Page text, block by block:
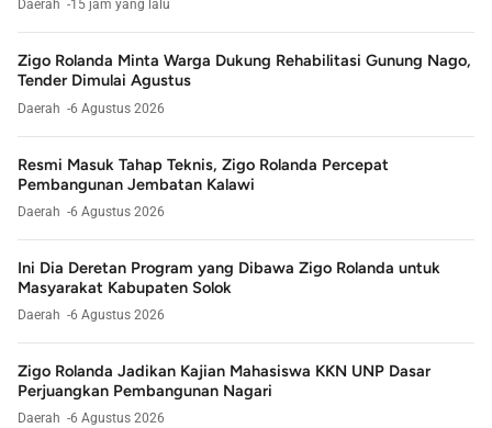
Daerah 15 jam yang lalu
Zigo Rolanda Minta Warga Dukung Rehabilitasi Gunung Nago,
Tender Dimulai Agustus
Daerah 6 Agustus 2026
Resmi Masuk Tahap Teknis, Zigo Rolanda Percepat
Pembangunan Jembatan Kalawi
Daerah 6 Agustus 2026
Ini Dia Deretan Program yang Dibawa Zigo Rolanda untuk
Masyarakat Kabupaten Solok
Daerah 6 Agustus 2026
Zigo Rolanda Jadikan Kajian Mahasiswa KKN UNP Dasar
Perjuangkan Pembangunan Nagari
Daerah 6 Agustus 2026